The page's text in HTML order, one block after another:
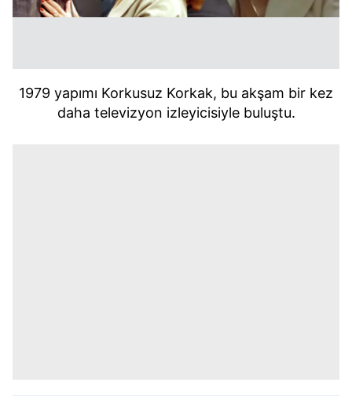
1979 yapımı Korkusuz Korkak, bu akşam bir kez
daha televizyon izleyicisiyle buluştu.